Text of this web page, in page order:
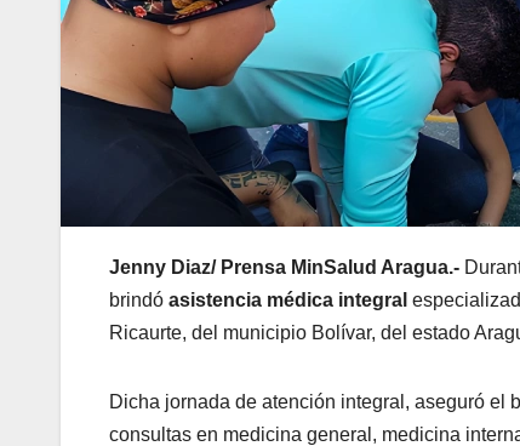
Jenny Diaz/ Prensa MinSalud Aragua.-
brindó asistencia médica integral
Ricaurte, del municipio Bolívar, del estado
Dicha jornada de atención integral, aseguró el
consultas en medicina general, medicina